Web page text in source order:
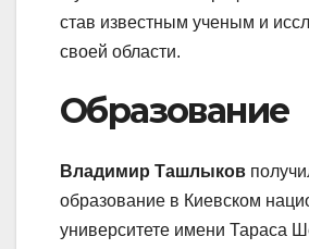
став известным ученым и
своей области.
Образование
Владимир Ташлыков
образование в Киевском
университете имени Тараса